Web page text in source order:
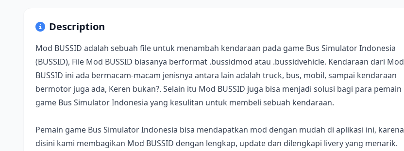
Description
Mod BUSSID adalah sebuah file untuk menambah kendaraan pada game Bus Simulator Indonesia
(BUSSID), File Mod BUSSID biasanya berformat .bussidmod atau .bussidvehicle. Kendaraan dari Mod
BUSSID ini ada bermacam-macam jenisnya antara lain adalah truck, bus, mobil, sampai kendaraan
bermotor juga ada, Keren bukan?. Selain itu Mod BUSSID juga bisa menjadi solusi bagi para pemain
game Bus Simulator Indonesia yang kesulitan untuk membeli sebuah kendaraan.
Pemain game Bus Simulator Indonesia bisa mendapatkan mod dengan mudah di aplikasi ini, karena
disini kami membagikan Mod BUSSID dengan lengkap, update dan dilengkapi livery yang menarik.